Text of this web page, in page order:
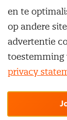
Over inkoop
Netwerk en
Aanmelden
Word lid van
Inkoop
Opzeggen
Aanbesteden
Onderhandelen
Supply
Trainingen
Opleidingen
Maatwerk
Vrijstellingen
en te
op andere
advertentie
toestemming
privacy